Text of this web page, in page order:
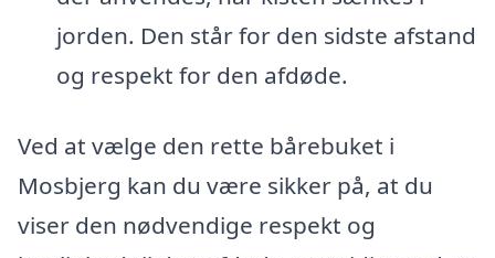
jorden. Den står for den sidste afstand
og respekt for den afdøde.
Ved at vælge den rette bårebuket i
Mosbjerg kan du være sikker på, at du
viser den nødvendige respekt og